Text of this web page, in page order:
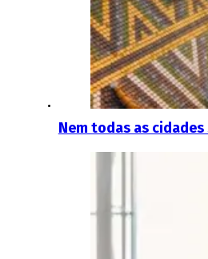
Nem todas as